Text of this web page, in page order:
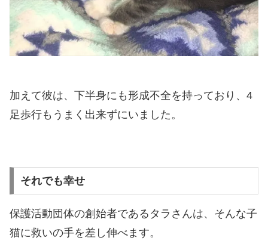
加えて彼は、下半身にも形成不全を持っており、4
足歩行もうまく出来ずにいました。
それでも幸せ
保護活動団体の創始者であるタラさんは、そんな子
猫に救いの手を差し伸べます。